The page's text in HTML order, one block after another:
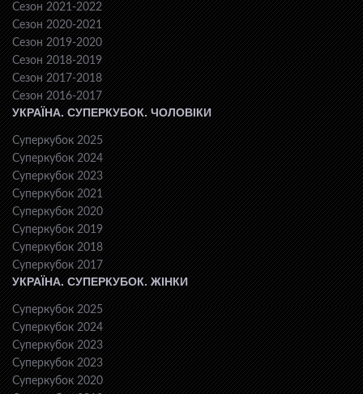
Сезон 2021-2022
Сезон 2020-2021
Сезон 2019-2020
Сезон 2018-2019
Сезон 2017-2018
Сезон 2016-2017
УКРАЇНА. СУПЕРКУБОК. ЧОЛОВІКИ
Суперкубок 2025
Суперкубок 2024
Суперкубок 2023
Суперкубок 2021
Суперкубок 2020
Суперкубок 2019
Суперкубок 2018
Суперкубок 2017
УКРАЇНА. СУПЕРКУБОК. ЖІНКИ
Суперкубок 2025
Суперкубок 2024
Суперкубок 2023
Суперкубок 2023
Суперкубок 2020